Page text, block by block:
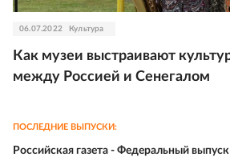
06.07.2022 Культура
Как музеи выстраивают
между Россией и Сенегалом
ПОСЛЕДНИЕ ВЫПУСКИ:
Российская газета - Федеральный выпуск